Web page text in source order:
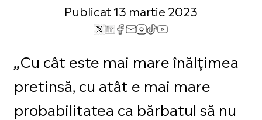
Publicat 13 martie 2023
„Cu cât este mai mare înălțimea
pretinsă, cu atât e mai mare
probabilitatea ca bărbatul să nu